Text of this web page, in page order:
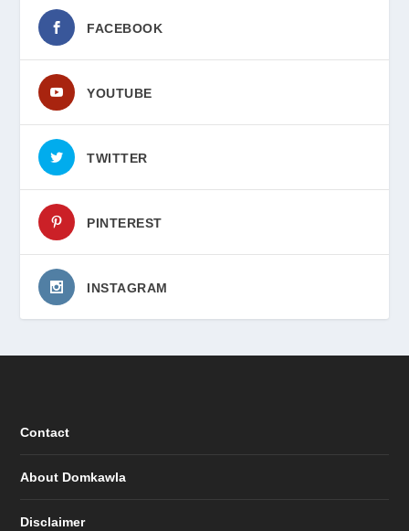
FACEBOOK
YOUTUBE
TWITTER
PINTEREST
INSTAGRAM
Contact
About Domkawla
Disclaimer